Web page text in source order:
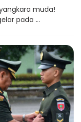
muda!
pada ...